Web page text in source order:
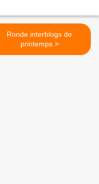
Ronde interblogs de
printemps >